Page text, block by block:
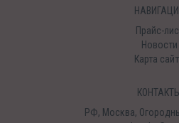
Прайс-
Новости
Карта
КОНТАКТЫ
РФ, Москва,